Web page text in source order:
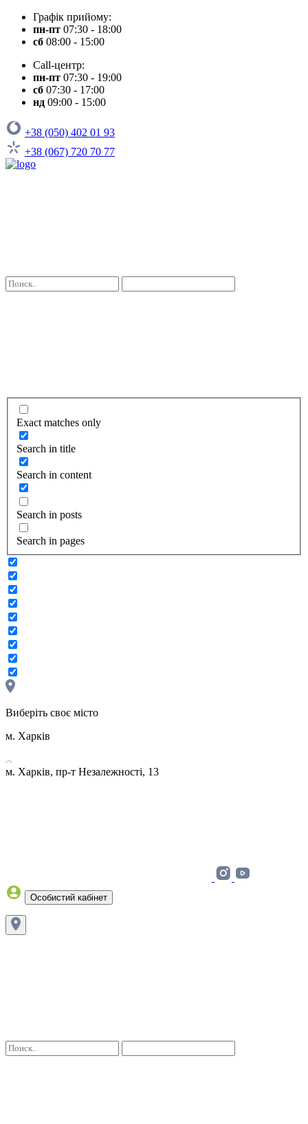
Графік прийому:
пн-пт 07:30 - 18:00
сб 08:00 - 15:00
Call-центр:
пн-пт 07:30 - 19:00
сб 07:30 - 17:00
нд 09:00 - 15:00
+38 (050) 402 01 93
+38 (067) 720 70 77
Exact matches only
Search in title
Search in content
Search in posts
Search in pages
Виберіть своє місто
м. Харків
м. Харків, пр-т Незалежності, 13
Особистий кабінет